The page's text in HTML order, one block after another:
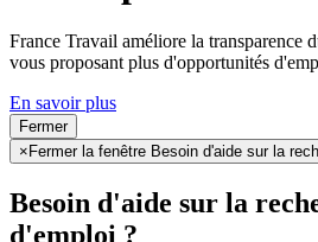
France Travail améliore la transparence
vous proposant plus d'opportunités
En savoir plus
Fermer
× Fermer la fenêtre Besoin d'aide sur la
Besoin d'aide sur la
d'emploi ?